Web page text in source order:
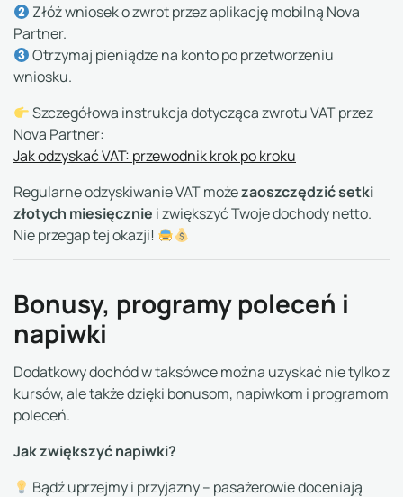
Złóż wniosek o zwrot przez aplikację mobilną Nova
Partner.
Otrzymaj pieniądze na konto po przetworzeniu
wniosku.
Szczegółowa instrukcja dotycząca zwrotu VAT przez
Nova Partner:
Jak odzyskać VAT: przewodnik krok po kroku
Regularne odzyskiwanie VAT możezaoszczędzić setki
złotych miesięcznie i zwiększyć Twoje dochody netto.
Nie przegap tej okazji!
Bonusy, programy poleceń i
napiwki
Dodatkowy dochód w taksówce można uzyskać nie tylko z
kursów, ale także dzięki bonusom, napiwkom i programom
poleceń.
Jak zwiększyć napiwki?
Bądź uprzejmy i przyjazny – pasażerowie doceniają